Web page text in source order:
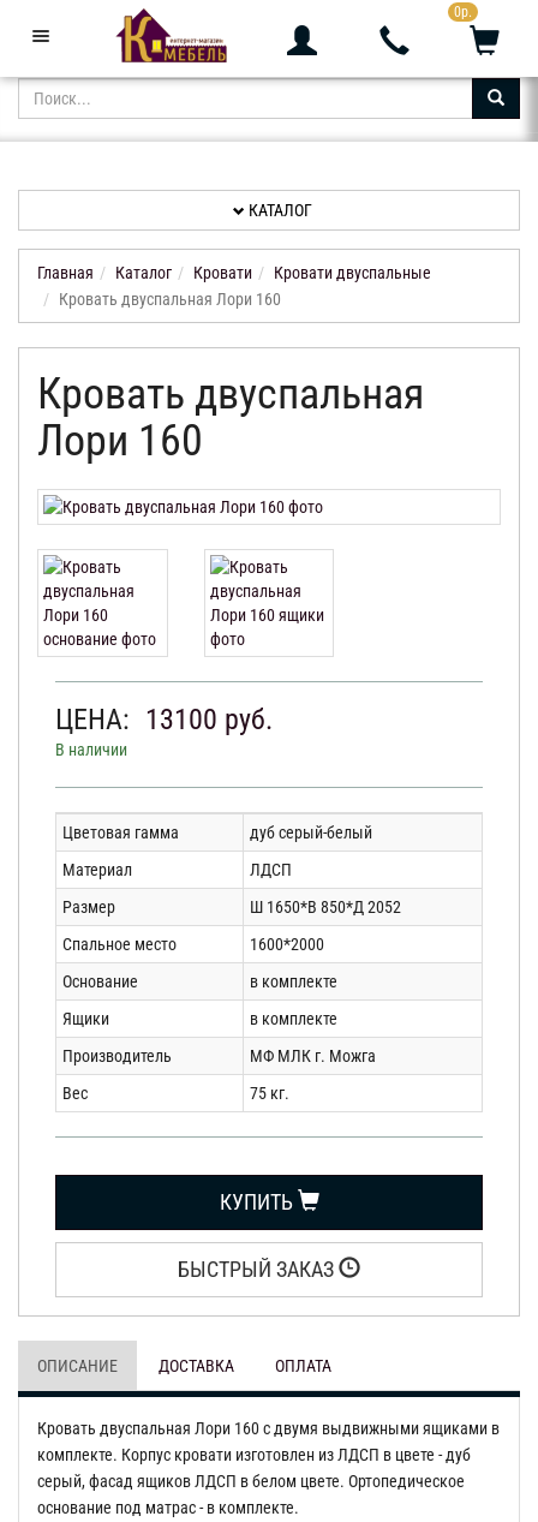
0р.
Звоните с 9:00 до 23:00 +7 (343) 361-05-24
КАТАЛОГ
АКЦИИ
НОВИНКИ
ОТЗЫВЫ
КАТАЛОГ
Главная Каталог Кровати
Кровати двуспальные
Кровать двуспальная Лори 160
Кровать двуспальная
Лори 160
ЦЕНА: 13100 руб.
В наличии
Цветовая гамма
дуб серый-белый
Материал
ЛДСП
Размер
Ш 1650*В 850*Д 2052
Спальное место
1600*2000
Основание
в комплекте
Ящики
в комплекте
Производитель
МФ МЛК г. Можга
Вес
75 кг.
КУПИТЬ
БЫСТРЫЙ ЗАКАЗ
ОПИСАНИЕ ДОСТАВКА ОПЛАТА
Кровать двуспальная Лори 160 с двумя выдвижными ящиками в
комплекте. Корпус кровати изготовлен из ЛДСП в цвете - дуб
серый, фасад ящиков ЛДСП в белом цвете. Ортопедическое
основание под матрас - в комплекте.